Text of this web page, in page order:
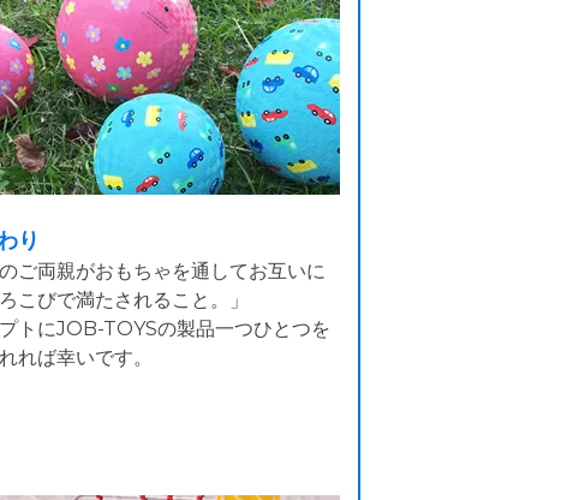
り
のご両親がおもちゃを通してお互いに
こびで満たされること。」
トにJOB-TOYSの製品一つひとつを
れば幸いです。